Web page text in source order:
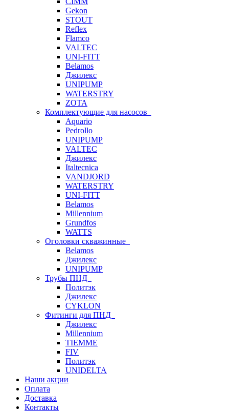
Gekon
STOUT
Reflex
Flamco
VALTEC
UNI-FITT
Belamos
Джилекс
UNIPUMP
WATERSTRY
ZOTA
Комплектующие для насосов
Aquario
Pedrollo
UNIPUMP
VALTEC
Джилекс
Italtecnica
VANDJORD
WATERSTRY
UNI-FITT
Belamos
Millennium
Grundfos
WATTS
Оголовки скважинные
Belamos
Джилекс
UNIPUMP
Трубы ПНД
Политэк
Джилекс
CYKLON
Фитинги для ПНД
Джилекс
Millennium
TIEMME
FIV
Политэк
UNIDELTA
Наши акции
Оплата
Доставка
Контакты